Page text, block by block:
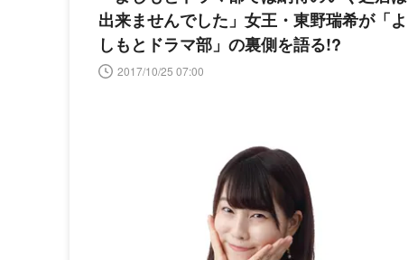
出来ませんでした」女王・東野瑞希が「よ
しもとドラマ部」の裏側を語る!?
2017/10/25 07:00